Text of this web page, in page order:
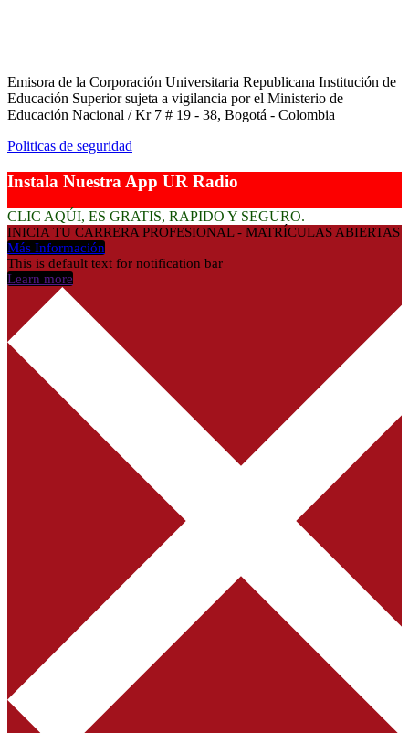
Emisora de la Corporación Universitaria Republicana Institución de
Educación Superior sujeta a vigilancia por el Ministerio de
Educación Nacional / Kr 7 # 19 - 38, Bogotá - Colombia
Politicas de seguridad
Instala Nuestra App UR Radio
CLIC AQÚI, ES GRATIS, RAPIDO Y SEGURO.
INICIA TU CARRERA PROFESIONAL - MATRÍCULAS ABIERTAS
Más Información
This is default text for notification bar
Learn more